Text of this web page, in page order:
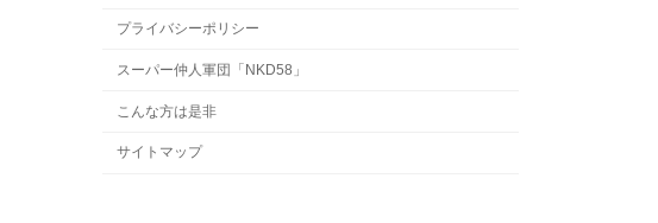
プライバシーポリシー
スーパー仲人軍団「NKD58」
こんな方は是非
サイトマップ